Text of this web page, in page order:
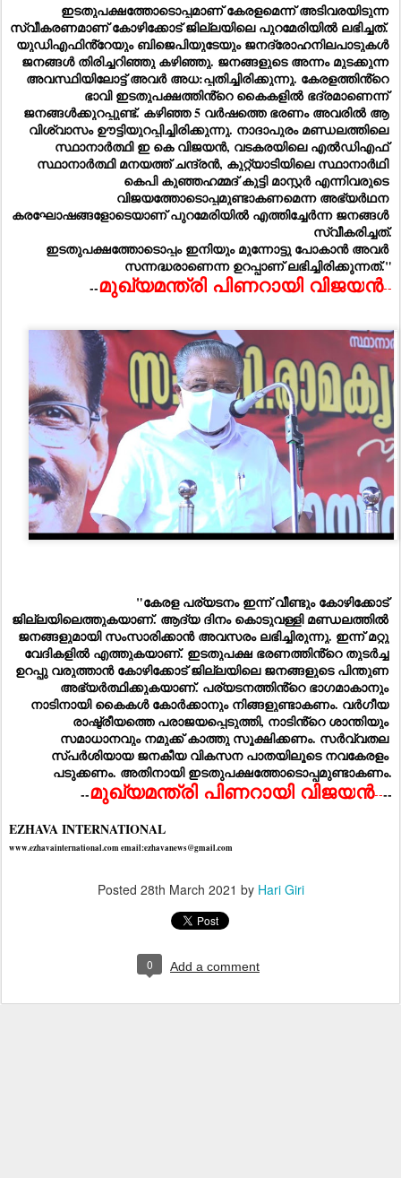
ഇടതുപക്ഷത്തോടൊപ്പമാണ് കേരളമെന്ന് അടിവരയിടുന്ന
സ്വീകരണമാണ് കോഴിക്കോട് ജില്ലയിലെ പുറമേരിയിൽ ലഭിച്ചത്.
യുഡിഎഫിൻ്റേയും ബിജെപിയുടേയും ജനദ്രോഹനിലപാടുകൾ
ജനങ്ങൾ തിരിച്ചറിഞ്ഞു കഴിഞ്ഞു. ജനങ്ങളുടെ അന്നം മുടക്കുന്ന
അവസ്ഥിയിലോട്ട് അവർ അധ:പ്പതിച്ചിരിക്കുന്നു. കേരളത്തിൻ്റെ
ഭാവി ഇടതുപക്ഷത്തിൻ്റെ കൈകളിൽ ഭദ്രമാണെന്ന്
ജനങ്ങൾക്കുറപ്പുണ്ട്. കഴിഞ്ഞ 5 വർഷത്തെ ഭരണം അവരിൽ ആ
വിശ്വാസം ഊട്ടിയുറപ്പിച്ചിരിക്കുന്നു. നാദാപുരം മണ്ഡലത്തിലെ
സ്ഥാനാർത്ഥി ഇ കെ വിജയൻ, വടകരയിലെ എൽഡിഎഫ്
സ്ഥാനാർത്ഥി മനയത്ത് ചന്ദ്രൻ, കുറ്റ്യാടിയിലെ സ്ഥാനാർഥി
കെപി കുഞ്ഞഹമ്മദ് കുട്ടി മാസ്റ്റർ എന്നിവരുടെ
വിജയത്തോടൊപ്പമുണ്ടാകണമെന്ന അഭ്യർഥന
കരഘോഷങ്ങളോടെയാണ് പുറമേരിയിൽ എത്തിച്ചേർന്ന ജനങ്ങൾ
സ്വീകരിച്ചത്.
സന്നദ്ധരാണെന്ന ഉറപ്പാണ് ലഭിച്ചിരിക്കുന്നത്."
--മുഖ്യമന്ത്രി പിണറായി വിജയൻ--
"കേരള പര്യടനം ഇന്ന് വീണ്ടും കോഴിക്കോട്
ജില്ലയിലെത്തുകയാണ്. ആദ്യ ദിനം കൊടുവള്ളി മണ്ഡലത്തിൽ
ജനങ്ങളുമായി സംസാരിക്കാൻ അവസരം ലഭിച്ചിരുന്നു. ഇന്ന് മറ്റു
വേദികളിൽ എത്തുകയാണ്. ഇടതുപക്ഷ ഭരണത്തിൻ്റെ തുടർച്ച
ഉറപ്പു വരുത്താൻ കോഴിക്കോട് ജില്ലയിലെ ജനങ്ങളുടെ പിന്തുണ
അഭ്യർത്ഥിക്കുകയാണ്. പര്യടനത്തിൻ്റെ ഭാഗമാകാനും
നാടിനായി കൈകൾ കോർക്കാനും നിങ്ങളുണ്ടാകണം. വർഗീയ
രാഷ്ട്രീയത്തെ പരാജയപ്പെടുത്തി, നാടിൻ്റെ ശാന്തിയും
സമാധാനവും നമുക്ക് കാത്തു സൂക്ഷിക്കണം. സർവ്വതല
സ്പർശിയായ ജനകീയ വികസന പാതയിലൂടെ നവകേരളം
പടുക്കണം. അതിനായി ഇടതുപക്ഷത്തോടൊപ്പമുണ്ടാകണം.
--മുഖ്യമന്ത്രി പിണറായി വിജയൻ----
EZHAVA INTERNATIONAL
www.ezhavainternational.com email:ezhavanews@gmail.com
Posted 28th March 2021 by Hari Giri
0 Add a comment